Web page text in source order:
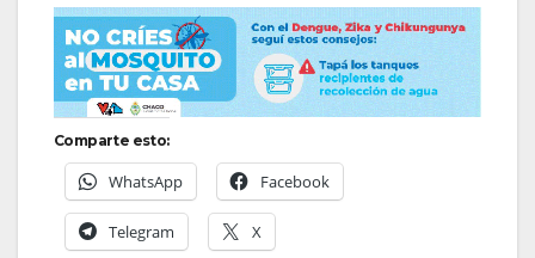
Comparte esto:
WhatsApp Facebook
Telegram X